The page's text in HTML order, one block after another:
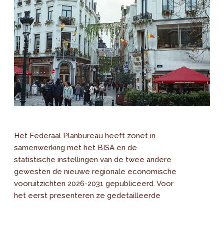
Het Federaal Planbureau heeft zonet in
samenwerking met het BISA en de
statistische instellingen van de twee andere
gewesten de nieuwe regionale economische
vooruitzichten 2026-2031 gepubliceerd. Voor
het eerst presenteren ze gedetailleerde